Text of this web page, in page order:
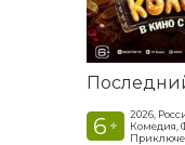
6 +
2026,
Комедия,